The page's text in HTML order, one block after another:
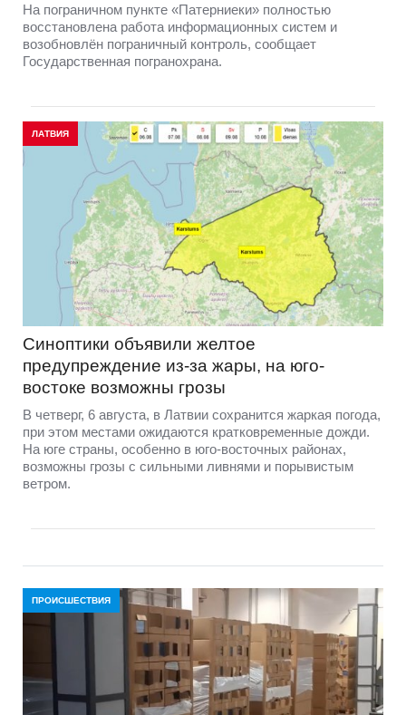
На пограничном пункте «Патерниеки» полностью
восстановлена работа информационных систем и
возобновлён пограничный контроль, сообщает
Государственная погранохрана.
ЛАТВИЯ
Синоптики объявили желтое
предупреждение из-за жары, на юго-
востоке возможны грозы
В четверг, 6 августа, в Латвии сохранится жаркая погода,
при этом местами ожидаются кратковременные дожди.
На юге страны, особенно в юго-восточных районах,
возможны грозы с сильными ливнями и порывистым
ветром.
ПРОИСШЕСТВИЯ